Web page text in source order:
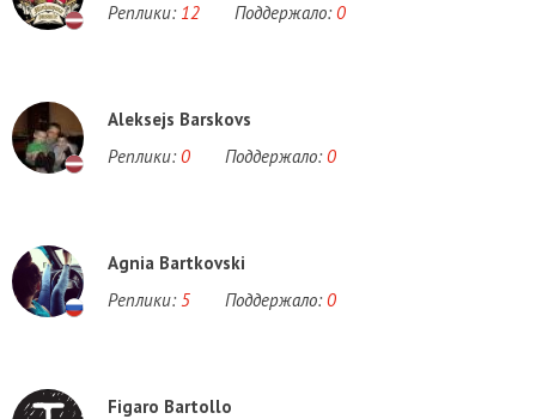
Реплики: 12 Поддержало: 0
Aleksejs Barskovs
Реплики: 0 Поддержало: 0
Agnia Bartkovski
Реплики: 5 Поддержало: 0
Figaro Bartollo